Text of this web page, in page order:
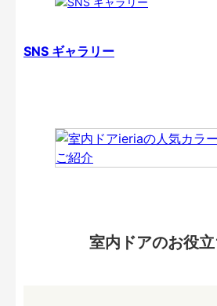
SNS ギャラリー
室内ドアのお役